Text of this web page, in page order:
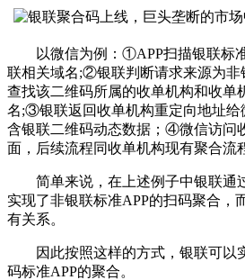
以微信为例：①APP扫描银联标准
联相关域名;②银联判断请求来源为非
查找该二维码所属的收单机构和收单
名;③银联返回收单机构重定向地址给
含银联二维码动态数据；④微信访问
面，后续流程同收单机构现有聚合流
简单来说，在上述例子中银联通
实现了非银联标准APP的扫码聚合，
有关系。
因此按照这样的方式，银联可以
码标准APP的聚合。